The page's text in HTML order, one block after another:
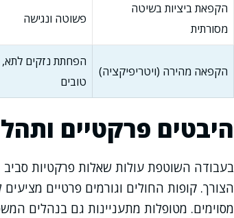
הקפאת ביציות בשיטה
מסורתית
פשוטה ונגישה
הקפאה מהירה (ויטריפיקציה)
הפחתת נזקים לתא,
טובים
היבטים פרקטיים
בעבודה השוטפת עולות שאלות פרקטיות סביב
הצורך. קופות החולים וגורמים פרטיים
מסוימים. מטופלות מתעניינות גם בנהלים